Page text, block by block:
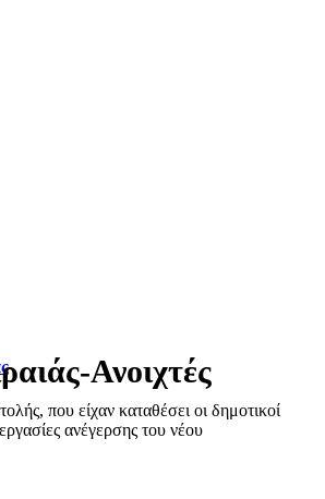
που είχαν καταθέσει οι δημοτικοί
ανέγερσης του νέου
Ανοιχτές